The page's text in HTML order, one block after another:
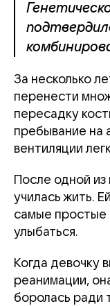
За несколько
перенести
пересадку
пребывание на
вентиляции
После одной из
училась жить.
самые простые
улыбаться.
Когда девочку
реанимации,
боролась ради